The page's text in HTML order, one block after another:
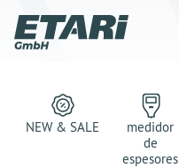
NEW & SALE
medidor
de
espesores